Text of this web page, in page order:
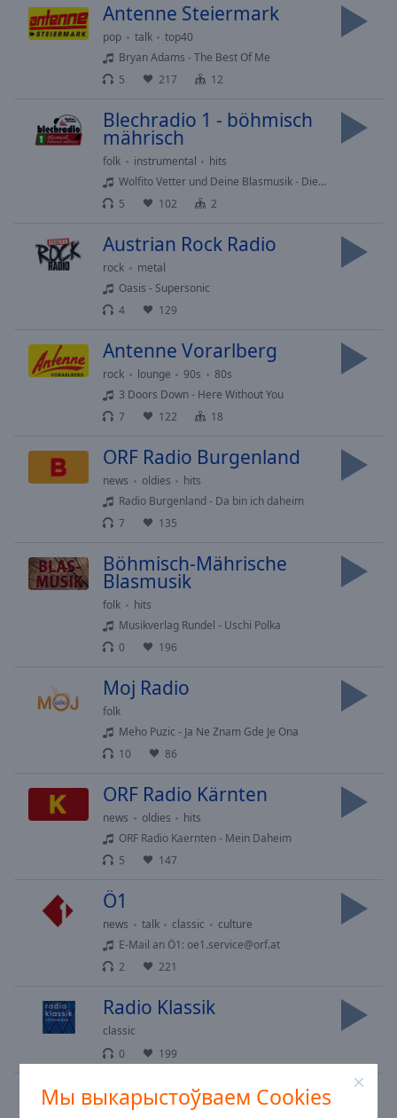
Мы выкарыстоўваем Cookies
Opacity
Done
Close
Modal
dialog
window.
Antenne Steiermark
pop talk
top40
Bryan Adams - The Best Of Me
5
217 12
Blechradio 1 - böhmisch
mährisch
folk instrumental
hits
Wolfito Vetter und Deine Blasmusik - Die Liebe meines Lebens
5
102 2
Austrian Rock Radio
rock
metal
Oasis - Supersonic
4
129
Antenne Vorarlberg
rock lounge 90s
80s
3 Doors Down - Here Without You
7
122 18
ORF Radio Burgenland
news oldies
hits
Radio Burgenland - Da bin ich daheim
7
135
Böhmisch-Mährische
Blasmusik
folk
hits
Musikverlag Rundel - Uschi Polka
0
196
Moj Radio
folk
Meho Puzic - Ja Ne Znam Gde Je Ona
10
86
ORF Radio Kärnten
news oldies
hits
ORF Radio Kaernten - Mein Daheim
5
147
Ö1
news talk classic
culture
E-Mail an Ö1: oe1.service@orf.at
2
221
Radio Klassik
classic
0
199
Radio Grün Weiß